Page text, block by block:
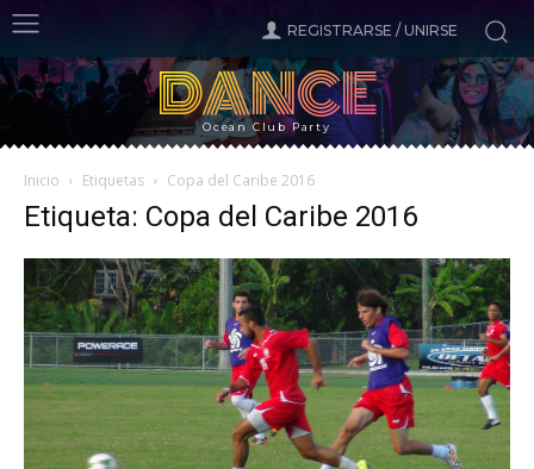
REGISTRARSE / UNIRSE
DANCE
Ocean Club Party
Inicio Etiquetas Copa del Caribe 2016
Etiqueta: Copa del Caribe 2016